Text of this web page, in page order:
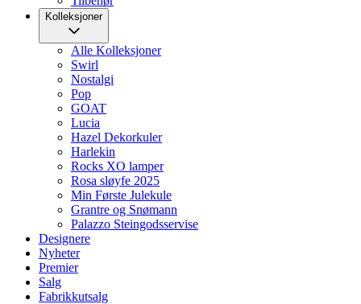
Kolleksjoner
Alle Kolleksjoner
Swirl
Nostalgi
Pop
GOAT
Lucia
Hazel Dekorkuler
Harlekin
Rocks XO lamper
Rosa sløyfe 2025
Min Første Julekule
Grantre og Snømann
Palazzo Steingodsservise
Designere
Nyheter
Premier
Salg
Fabrikkutsalg